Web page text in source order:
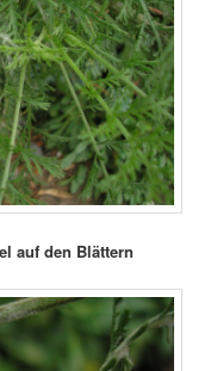
auf den Blättern